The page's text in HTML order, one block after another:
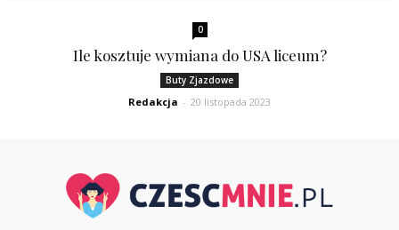
0
Ile kosztuje wymiana do USA liceum?
Buty Zjazdowe
Redakcja - 20 listopada 2023